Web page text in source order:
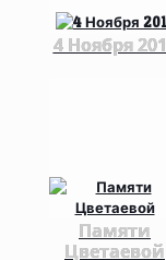
4 Ноября
Памяти
Цветаевой